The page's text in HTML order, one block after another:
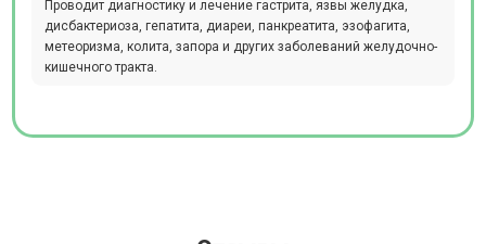
Проводит диагностику и лечение гастрита, язвы желудка,
дисбактериоза, гепатита, диареи, панкреатита, эзофагита,
метеоризма, колита, запора и других заболеваний желудочно-
кишечного тракта.